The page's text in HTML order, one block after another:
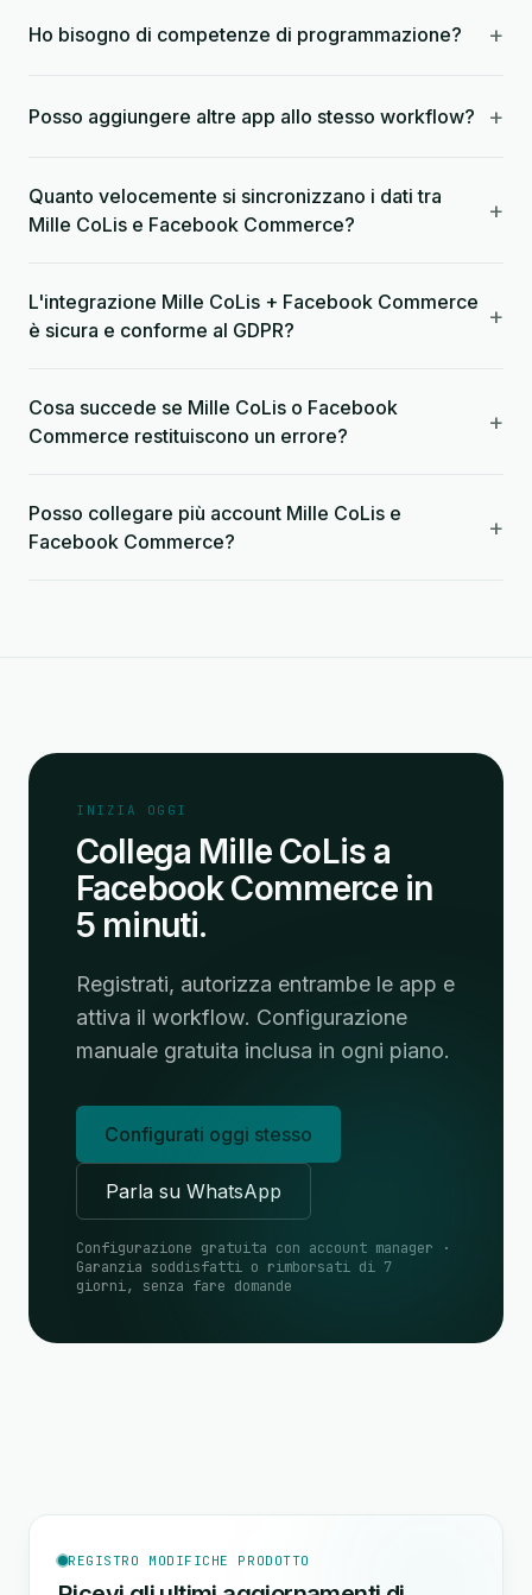
Ho bisogno di competenze di programmazione? +
Posso aggiungere altre app allo stesso workflow? +
Quanto velocemente si sincronizzano i dati tra
Mille CoLis e Facebook Commerce?
+
L'integrazione Mille CoLis + Facebook Commerce
è sicura e conforme al GDPR?
+
Cosa succede se Mille CoLis o Facebook
Commerce restituiscono un errore?
+
Posso collegare più account Mille CoLis e
Facebook Commerce?
+
INIZIA OGGI
Collega Mille CoLis a
Facebook Commerce in
5 minuti.
Registrati, autorizza entrambe le app e
attiva il workflow. Configurazione
manuale gratuita inclusa in ogni piano.
Configurati oggi stesso
Parla su WhatsApp
Configurazione gratuita con account manager ·
Garanzia soddisfatti o rimborsati di 7
giorni, senza fare domande
REGISTRO MODIFICHE PRODOTTO